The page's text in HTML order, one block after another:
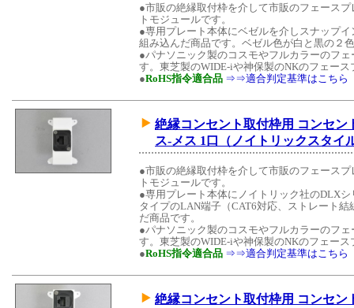
●市販の絶縁取付枠を介して市販のフェース
トモジュールです。
●専用プレート本体にベゼルを介しスナップ
組み込んだ商品です。ベゼル色が白と黒の２
●パナソニック製のコスモやフルカラーのフ
す。東芝製のWIDE-iや神保製のNKのフェー
●RoHS指令適合品 ⇒⇒適合判定基準はこちら
絶縁コンセント取付枠用 コンセ
ス-メス 1口（ノイトリックスタイ
●市販の絶縁取付枠を介して市販のフェース
トモジュールです。
●専用プレート本体にノイトリック社のDLX
タイプのLAN端子（CAT6対応、ストレート
だ商品です。
●パナソニック製のコスモやフルカラーのフ
す。東芝製のWIDE-iや神保製のNKのフェー
●RoHS指令適合品 ⇒⇒適合判定基準はこちら
絶縁コンセント取付枠用 コンセ